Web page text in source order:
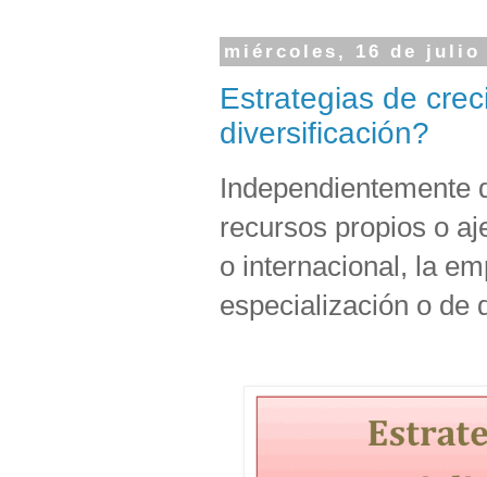
miércoles, 16 de julio
Estrategias de
diversificación?
Independientemente
recursos propios o
o internacional, la
especialización o de